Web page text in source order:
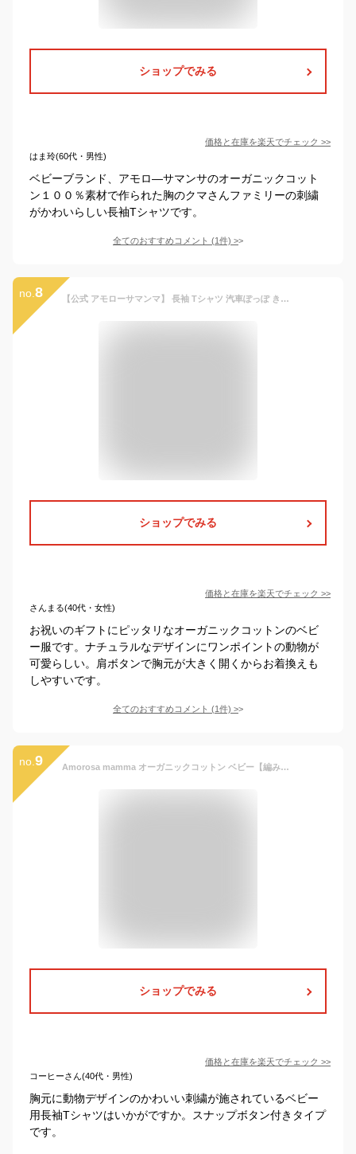
ショップでみる
価格と在庫を楽天でチェック >>
はま玲(60代・男性)
ベビーブランド、アモロ―サマンサのオーガニックコット
ン１００％素材で作られた胸のクマさんファミリーの刺繍
がかわいらしい長袖Tシャツです。
全てのおすすめコメント (1件) >
no. 8 【公式 アモローサマンマ】 長袖 Tシャツ 汽車ぽっぽ きりかぶ 80 │ オーガニックコットン 出産祝い 日本製 ベビー服 赤ちゃん 赤ちゃん服 新生児 子供服 子ども服 男の子 女の子 長袖 トップス ルームウェア 保育園 幼稚園 入園準備 服 キッズ ゾウ リス 動物 名入れ
ショップでみる
価格と在庫を楽天でチェック >>
さんまる(40代・女性)
お祝いのギフトにピッタリなオーガニックコットンのベビ
ー服です。ナチュラルなデザインにワンポイントの動物が
可愛らしい。肩ボタンで胸元が大きく開くからお着換えも
しやすいです。
全てのおすすめコメント (1件) >
no. 9 Amorosa mamma オーガニックコットン ベビー【編みモチーフ】長袖Tシャツ | オーガニックコットン ベビー お祝い プレゼント ギフト 出産祝い 誕生日 バースデー 普段着 シンプル ベーシック Tシャツ 敏感肌 日本製 [M便 1/1]
ショップでみる
価格と在庫を楽天でチェック >>
コーヒーさん(40代・男性)
胸元に動物デザインのかわいい刺繍が施されているベビー
用長袖Tシャツはいかがですか。スナップボタン付きタイプ
です。